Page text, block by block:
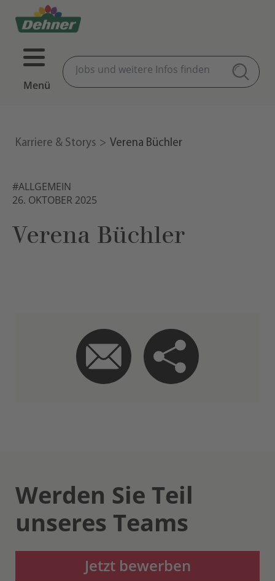
Menü
Karriere & Storys Verena Büchler
#ALLGEMEIN
26. OKTOBER 2025
Verena Büchler
Werden Sie Teil
unseres Teams
Jetzt bewerben